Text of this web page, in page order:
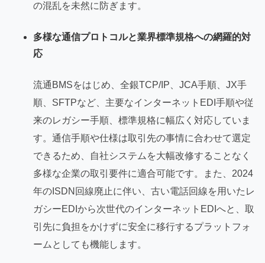
の混乱を未然に防ぎます。
多様な通信プロトコルと業界標準規格への網羅的対
応
流通BMSをはじめ、全銀TCP/IP、JCA手順、JX手
順、SFTPなど、主要なインターネットEDI手順や従
来のレガシー手順、標準規格に幅広く対応していま
す。通信手順や仕様は取引先の事情に合わせて選定
できるため、自社システムを大幅改修することなく
多様な企業の取引要件に適合可能です。また、2024
年のISDN回線廃止に伴い、古い電話回線を用いたレ
ガシーEDIから次世代のインターネットEDIへと、取
引先に負担をかけずに安全に移行するプラットフォ
ームとしても機能します。